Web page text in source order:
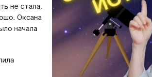
не стала.
Оксана
начала